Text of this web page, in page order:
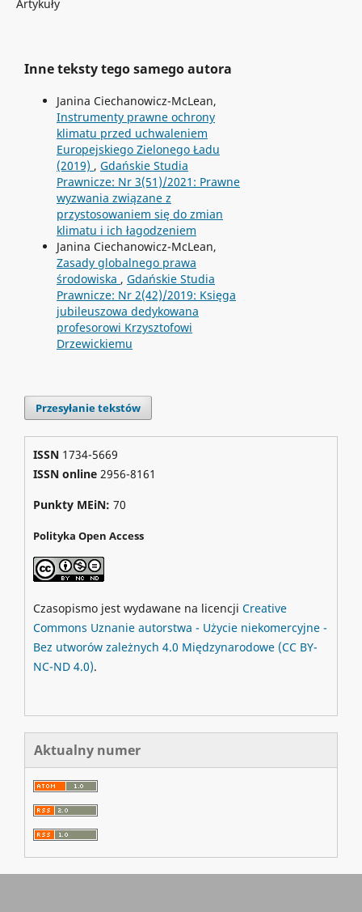
Artykuły
Inne teksty tego samego autora
Janina Ciechanowicz-McLean,
Instrumenty prawne ochrony
klimatu przed uchwaleniem
Europejskiego Zielonego Ładu
(2019) , Gdańskie Studia
Prawnicze: Nr 3(51)/2021: Prawne
wyzwania związane z
przystosowaniem się do zmian
klimatu i ich łagodzeniem
Janina Ciechanowicz-McLean,
Zasady globalnego prawa
środowiska , Gdańskie Studia
Prawnicze: Nr 2(42)/2019: Księga
jubileuszowa dedykowana
profesorowi Krzysztofowi
Drzewickiemu
Przesyłanie tekstów
ISSN 1734-5669
ISSN online2956-8161
Punkty MEiN: 70
Polityka Open Access
Czasopismo jest wydawane na licencji Creative
Commons Uznanie autorstwa - Użycie niekomercyjne -
Bez utworów zależnych 4.0 Międzynarodowe (CC BY-
NC-ND 4.0).
Aktualny numer